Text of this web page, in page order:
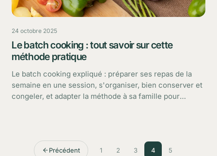
24 octobre 2025
Le batch cooking : tout savoir sur cette
méthode pratique
Le batch cooking expliqué : préparer ses repas de la
semaine en une session, s'organiser, bien conserver et
congeler, et adapter la méthode à sa famille pour
Précédent 1 2 3 4 5